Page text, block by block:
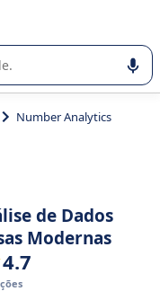
de software
Number Analytics
de Dados
Modernas
4.7